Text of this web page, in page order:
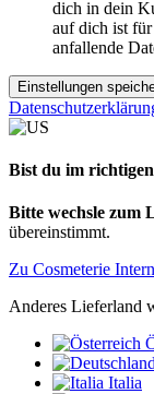
dich in dein
auf dich ist
anfallende
Einstellungen
Bist du im
Bitte wechsle zum
übereinstimmt.
Zu Cosmeterie
Anderes Lieferland
Italia